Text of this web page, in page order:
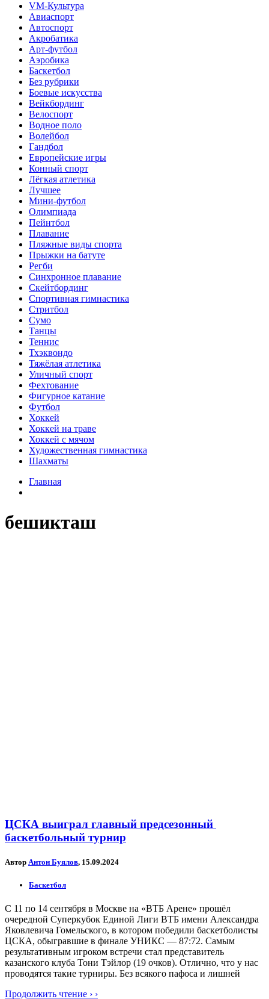
VM-Культура
Авиаспорт
Автоспорт
Акробатика
Арт-футбол
Аэробика
Баскетбол
Без рубрики
Боевые искусства
Вейкбординг
Велоспорт
Водное поло
Волейбол
Гандбол
Европейские игры
Конный спорт
Лёгкая атлетика
Лучшее
Мини-футбол
Олимпиада
Пейнтбол
Плавание
Пляжные виды спорта
Прыжки на батуте
Регби
Синхронное плавание
Скейтбординг
Спортивная гимнастика
Стритбол
Сумо
Танцы
Теннис
Тхэквондо
Тяжёлая атлетика
Уличный спорт
Фехтование
Фигурное катание
Футбол
Хоккей
Хоккей на траве
Хоккей с мячом
Художественная гимнастика
Шахматы
Главная
бешикташ
ЦСКА выиграл главный предсезонный
баскетбольный турнир
Автор Антон Буялов, 15.09.2024
Баскетбол
С 11 по 14 сентября в Москве на «ВТБ Арене» прошёл
очередной Суперкубок Единой Лиги ВТБ имени Александра
Яковлевича Гомельского, в котором победили баскетболисты
ЦСКА, обыгравшие в финале УНИКС — 87:72. Самым
результативным игроком встречи стал представитель
казанского клуба Тони Тэйлор (19 очков). Отлично, что у нас
проводятся такие турниры. Без всякого пафоса и лишней
Продолжить чтение › ›